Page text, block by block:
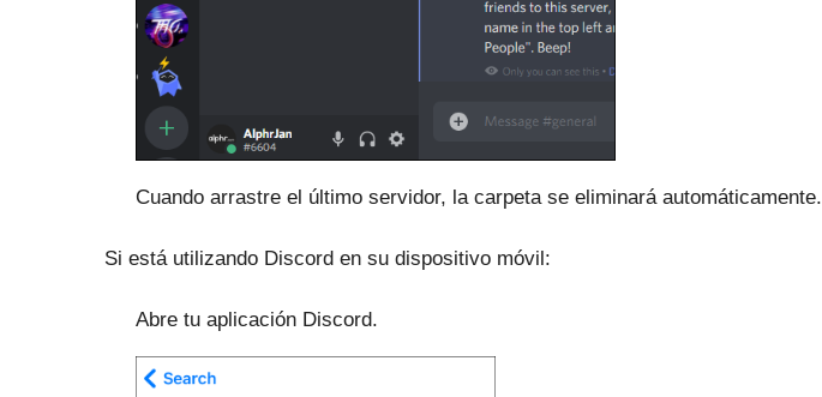
Cuando arrastre el último servidor, la carpeta se eliminará automáticamente.
Si está utilizando Discord en su dispositivo móvil:
Abre tu aplicación Discord.